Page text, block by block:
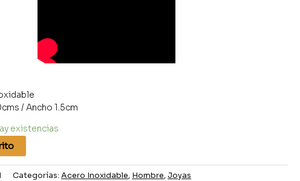
/ Ancho 1.5cm
existencias
Categorías:Acero Inoxidable, Hombre,Joyas